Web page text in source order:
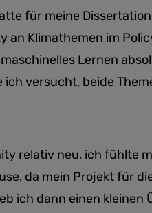
für meine
an Klimathemen im
Lernen
versucht, beide
relativ neu, ich fühlte
da mein Projekt für
ich dann einen kleinen